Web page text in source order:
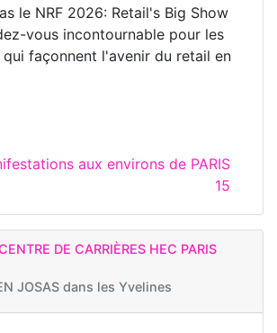
le NRF 2026: Retail's Big Show
vous incontournable pour les
façonnent l'avenir du retail en
aux environs de PARIS
15
DE CARRIÈRES HEC PARIS
JOSAS dans les Yvelines